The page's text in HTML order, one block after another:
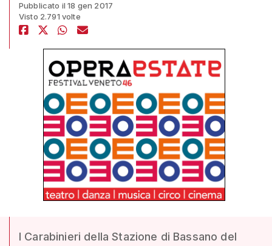
Pubblicato il 18 gen 2017
Visto 2.791 volte
I Carabinieri della Stazione di Bassano del